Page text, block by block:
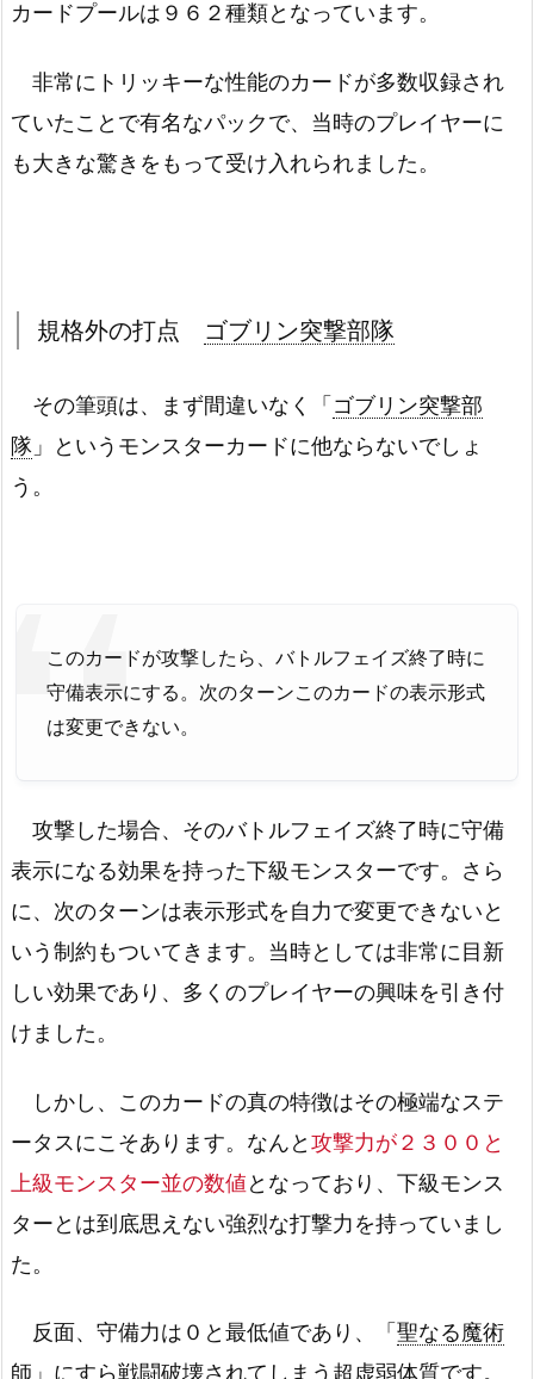
カードプールは９６２種類となっています。
非常にトリッキーな性能のカードが多数収録され
ていたことで有名なパックで、当時のプレイヤーに
も大きな驚きをもって受け入れられました。
規格外の打点 ゴブリン突撃部隊
その筆頭は、まず間違いなく「 ゴブリン突撃部
隊 」というモンスターカードに他ならないでしょ
う。
このカードが攻撃したら、バトルフェイズ終了時に
守備表示にする。次のターンこのカードの表示形式
は変更できない。
攻撃した場合、そのバトルフェイズ終了時に守備
表示になる効果を持った下級モンスターです。さら
に、次のターンは表示形式を自力で変更できないと
いう制約もついてきます。当時としては非常に目新
しい効果であり、多くのプレイヤーの興味を引き付
けました。
しかし、このカードの真の特徴はその極端なステ
ータスにこそあります。なんと 攻撃力が２３００と
上級モンスター並の数値 となっており、下級モンス
ターとは到底思えない強烈な打撃力を持っていまし
た。
反面、守備力は０と最低値であり、「 聖なる魔術
師 」にすら戦闘破壊されてしまう超虚弱体質です。